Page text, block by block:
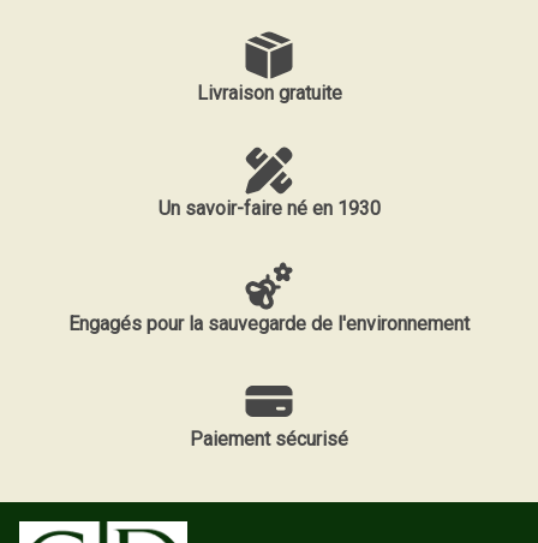
Livraison gratuite
Un savoir-faire né en 1930
Engagés pour la sauvegarde de l'environnement
Paiement sécurisé